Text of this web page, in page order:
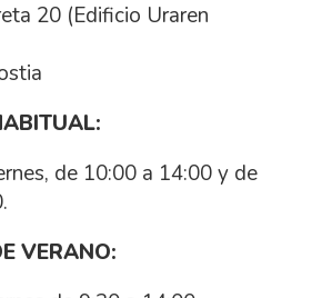
20 (Edificio Uraren
de 10:00 a 14:00 y de
VERANO: